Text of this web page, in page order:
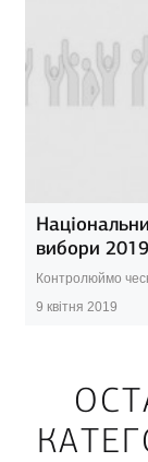
вибори
Контролюймо
9 квітня 2019